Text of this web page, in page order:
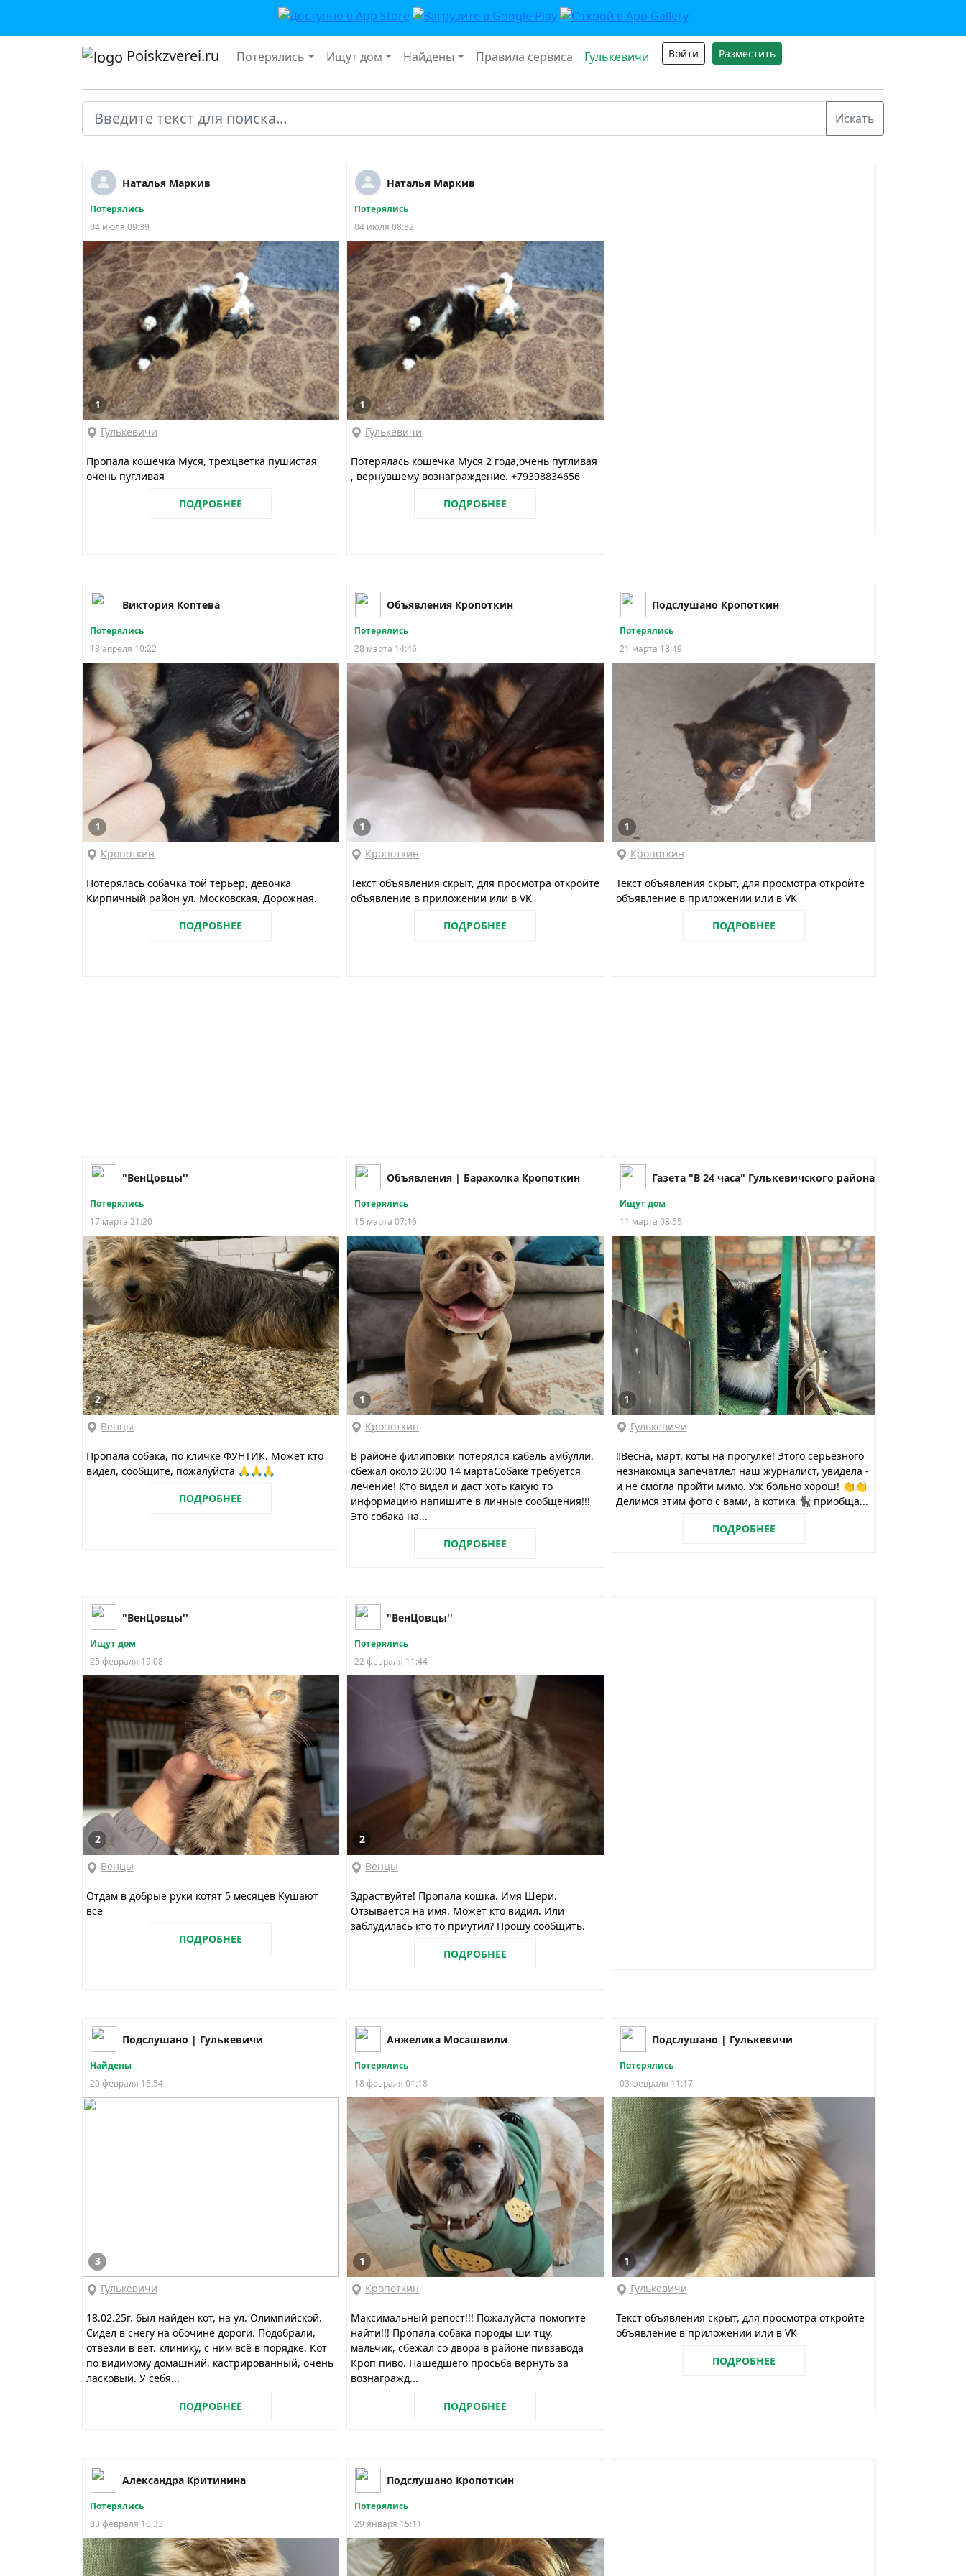
Poiskzverei.ru Потерялись Ищут дом Найдены Правила сервиса Гулькевичи Войти Разместить
Наталья Маркив
Потерялись
04 июля 09:39
1
Гулькевичи
Пропала кошечка Муся, трехцветка пушистая
очень пугливая
ПОДРОБНЕЕ
Наталья Маркив
Потерялись
04 июля 08:32
1
Гулькевичи
Потерялась кошечка Муся 2 года,очень пугливая
, вернувшему вознаграждение. +79398834656
ПОДРОБНЕЕ
Виктория Коптева
Потерялись
13 апреля 10:22
1
Кропоткин
Потерялась собачка той терьер, девочка
Кирпичный район ул. Московская, Дорожная.
ПОДРОБНЕЕ
Объявления Кропоткин
Потерялись
28 марта 14:46
1
Кропоткин
Текст объявления скрыт, для просмотра откройте
объявление в приложении или в VK
ПОДРОБНЕЕ
Подслушано Кропоткин
Потерялись
21 марта 18:49
1
Кропоткин
Текст объявления скрыт, для просмотра откройте
объявление в приложении или в VK
ПОДРОБНЕЕ
"ВенЦовцы''
Потерялись
17 марта 21:20
2
Венцы
Пропала собака, по кличке ФУНТИК. Может кто
видел, сообщите, пожалуйста 🙏🙏🙏
ПОДРОБНЕЕ
Объявления | Барахолка Кропоткин
Потерялись
15 марта 07:16
1
Кропоткин
В районе филиповки потерялся кабель амбулли,
сбежал около 20:00 14 мартаСобаке требуется
лечение! Кто видел и даст хоть какую то
информацию напишите в личные сообщения!!!
Это собака на...
ПОДРОБНЕЕ
Газета "В 24 часа" Гулькевичского района
Ищут дом
11 марта 08:55
1
Гулькевичи
‼️Весна, март, коты на прогулке! Этого серьезного
незнакомца запечатлел наш журналист, увидела -
и не смогла пройти мимо. Уж больно хорош! 👏👏
Делимся этим фото с вами, а котика 🐈‍⬛️ приобща...
ПОДРОБНЕЕ
"ВенЦовцы''
Ищут дом
25 февраля 19:08
2
Венцы
Отдам в добрые руки котят 5 месяцев Кушают
все
ПОДРОБНЕЕ
"ВенЦовцы''
Потерялись
22 февраля 11:44
2
Венцы
Здраствуйте! Пропала кошка. Имя Шери.
Отзывается на имя. Может кто видил. Или
заблудилась кто то приутил? Прошу сообщить.
ПОДРОБНЕЕ
Подслушано | Гулькевичи
Найдены
20 февраля 15:54
3
Гулькевичи
18.02.25г. был найден кот, на ул. Олимпийской.
Сидел в снегу на обочине дороги. Подобрали,
отвезли в вет. клинику, с ним всё в порядке. Кот
по видимому домашний, кастрированный, очень
ласковый. У себя...
ПОДРОБНЕЕ
Анжелика Мосашвили
Потерялись
18 февраля 01:18
1
Кропоткин
Максимальный репост!!! Пожалуйста помогите
найти!!! Пропала собака породы ши тцу,
мальчик, сбежал со двора в районе пивзавода
Кроп пиво. Нашедшего просьба вернуть за
вознагражд...
ПОДРОБНЕЕ
Подслушано | Гулькевичи
Потерялись
03 февраля 11:17
1
Гулькевичи
Текст объявления скрыт, для просмотра откройте
объявление в приложении или в VK
ПОДРОБНЕЕ
Александра Критинина
Потерялись
03 февраля 10:33
Подслушано Кропоткин
Потерялись
29 января 15:11